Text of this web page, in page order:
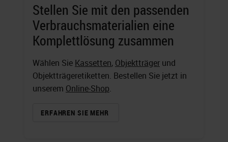
Stellen Sie mit den passenden
Verbrauchsmaterialien eine
Komplettlösung zusammen
Wählen Sie Kassetten, Objektträger und
Objektträgeretiketten. Bestellen Sie jetzt in
unserem Online-Shop.
ERFAHREN SIE MEHR